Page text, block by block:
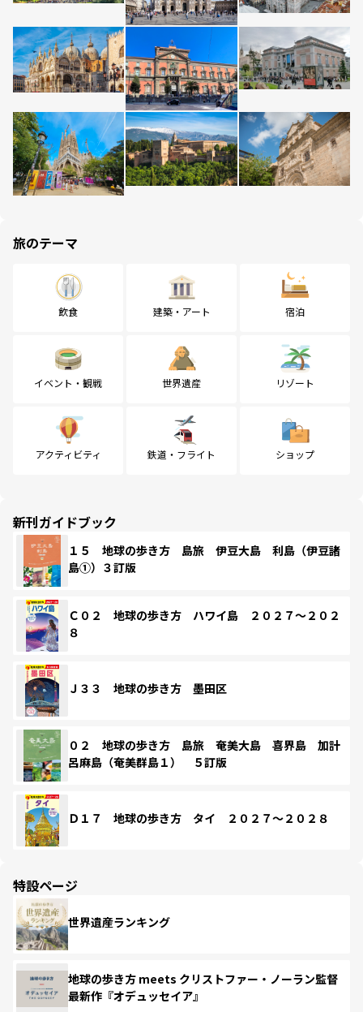
旅のテーマ
飲食 建築・アート 宿泊
イベント・観戦 世界遺産 リゾート
アクティビティ 鉄道・フライト ショップ
新刊ガイドブック
１５ 地球の歩き方 島旅 伊豆大島 利島（伊豆諸
島①）３訂版
Ｃ０２ 地球の歩き方 ハワイ島 ２０２７～２０２
８
Ｊ３３ 地球の歩き方 墨田区
０２ 地球の歩き方 島旅 奄美大島 喜界島 加計
呂麻島（奄美群島１） ５訂版
Ｄ１７ 地球の歩き方 タイ ２０２７～２０２８
特設ページ
世界遺産ランキング
地球の歩き方 meets クリストファー・ノーラン監督
最新作『オデュッセイア』